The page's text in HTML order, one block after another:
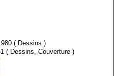
/ Mar 1980 ( Dessins )
/ Juil 1981 ( Dessins, Couverture )